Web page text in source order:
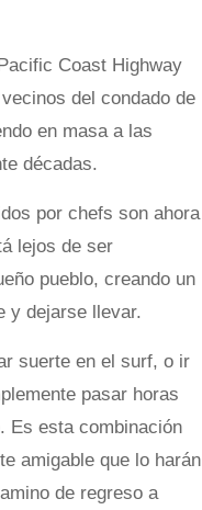
Coast Highway
del condado de
en masa a las
décadas.
por chefs son ahora
lejos de ser
pueblo, creando un
y dejarse llevar.
suerte en el surf, o ir
pasar horas
Es esta combinación
amigable que lo harán
de regreso a